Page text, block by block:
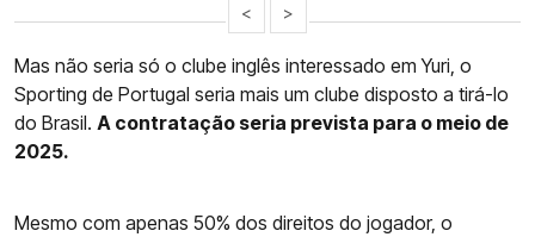
< >
Mas não seria só o clube inglês interessado em Yuri, o
Sporting de Portugal seria mais um clube disposto a tirá-lo
do Brasil. A contratação seria prevista para o meio de
2025.
Mesmo com apenas 50% dos direitos do jogador, o